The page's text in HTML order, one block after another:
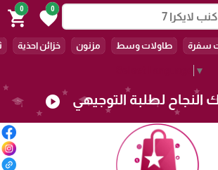
▼
0
favorite
0
shopping_cart
سفرة طاولات وسط مزنون خزائن احذية
النجاح لطلبة التوجيهي play_circle